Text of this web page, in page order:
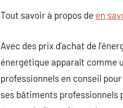
Tout savoir à propos de en
Avec des prix d’achat de
énergétique apparaît comme
professionnels en conseil
ses bâtiments professionnels